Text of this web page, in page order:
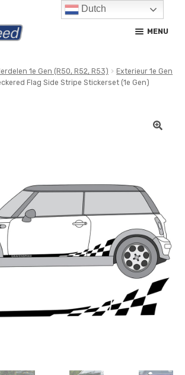
MENU
1e Gen (R50, R52, R53)
Exterieur 1e Gen
Flag Side Stripe Stickerset (1e Gen)
Dutch